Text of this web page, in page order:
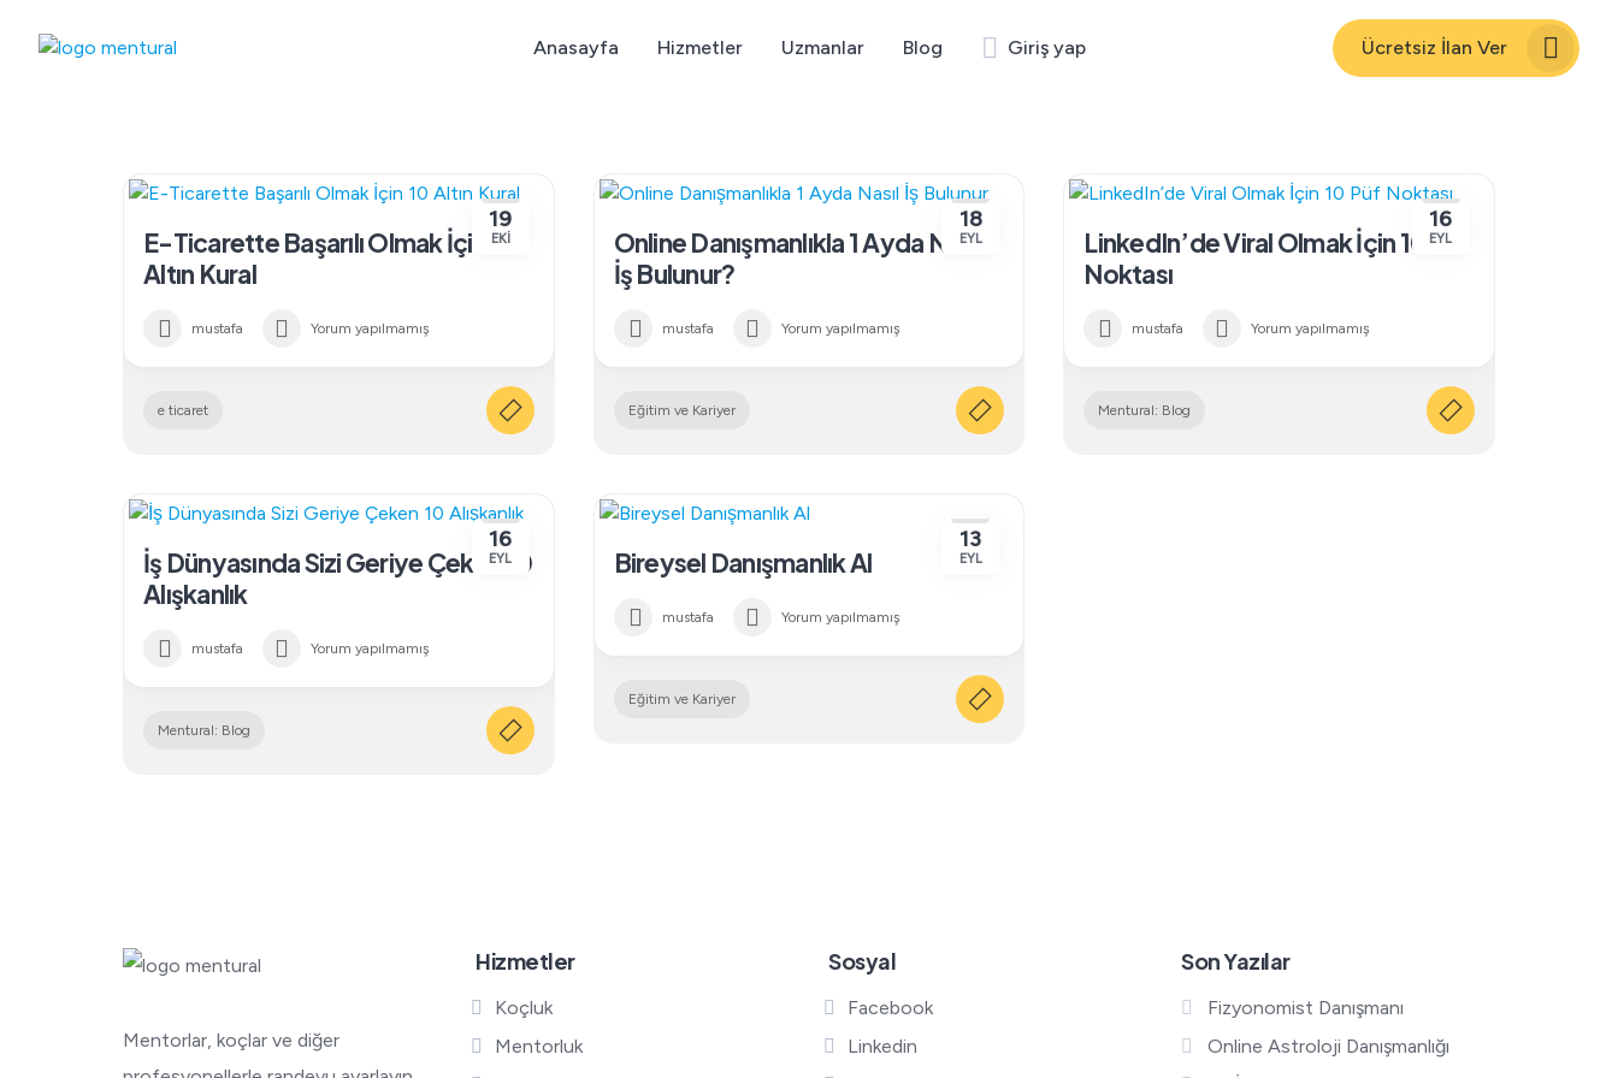
Anasayfa Hizmetler Uzmanlar Blog Giriş yap Ücretsiz İlan Ver
19
EKI
E-Ticarette Başarılı Olmak İçin 10
Altın Kural
mustafa Yorum yapılmamış
e ticaret
18
EYL
Online Danışmanlıkla 1 Ayda Nasıl
İş Bulunur?
mustafa Yorum yapılmamış
Eğitim ve Kariyer
16
EYL
LinkedIn’de Viral Olmak İçin 10 Püf
Noktası
mustafa Yorum yapılmamış
Mentural: Blog
16
EYL
İş Dünyasında Sizi Geriye Çeken 10
Alışkanlık
mustafa Yorum yapılmamış
Mentural: Blog
13
EYL
Bireysel Danışmanlık Al
mustafa Yorum yapılmamış
Eğitim ve Kariyer
Mentorlar, koçlar ve diğer
Hizmetler
Koçluk
Mentorluk
Sosyal
Facebook
Linkedin
Son Yazılar
Fizyonomist Danışmanı
Online Astroloji Danışmanlığı